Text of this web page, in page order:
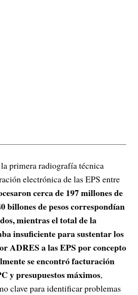
primera radiografía técnica
electrónica de las EPS entre
cerca de 197 millones de
billones de pesos correspondían
mientras el total de la
insuficiente para sustentar los
ADRES a las EPS por concepto
se encontró facturación
y presupuestos máximos,
clave para identificar problemas